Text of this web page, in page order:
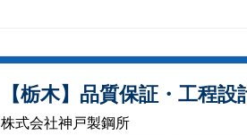
【栃木】品質保証・工程設
株式会社神戸製鋼所